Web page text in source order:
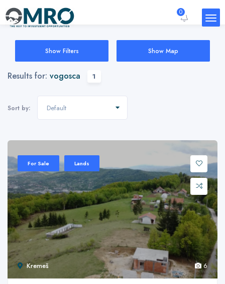
0
Show Filters Show Map
Results for: vogosca 1
Sort by: Default
Kremeš
For Sale Lands
6